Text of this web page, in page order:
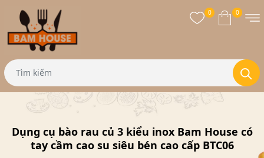
0 0
Dụng cụ bào rau củ 3 kiểu inox Bam House có
tay cầm cao su siêu bén cao cấp BTC06